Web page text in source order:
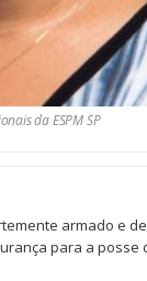
da ESPM SP
armado e
para a